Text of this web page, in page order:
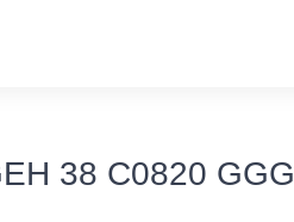
38 C0820 GGG